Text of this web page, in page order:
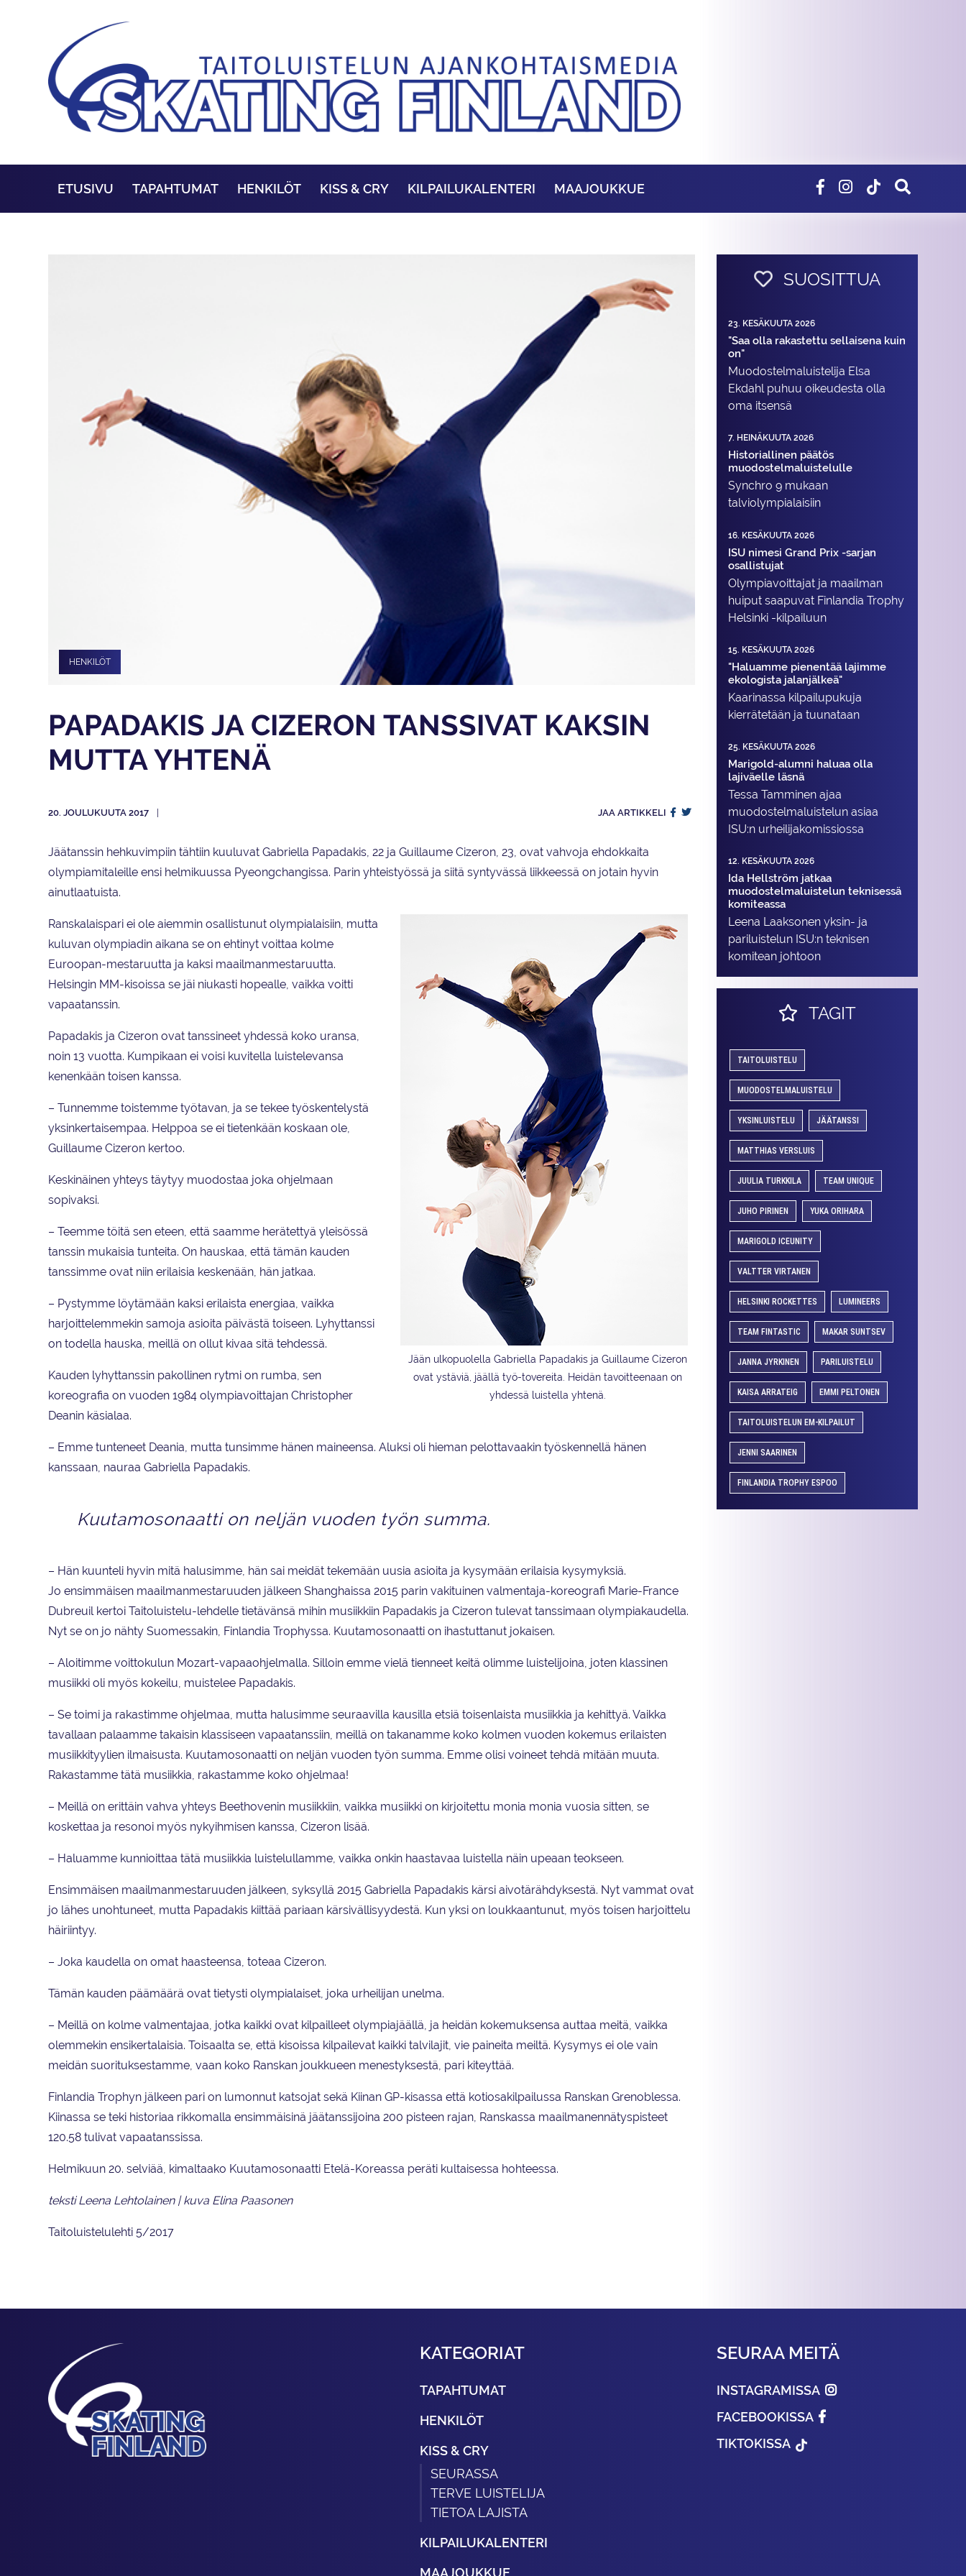
ETUSIVU TAPAHTUMAT HENKILÖT KISS & CRY KILPAILUKALENTERI MAAJOUKKUE
HENKILÖT
PAPADAKIS JA CIZERON TANSSIVAT KAKSIN
MUTTA YHTENÄ
20. JOULUKUUTA 2017 JAA ARTIKKELI
Jäätanssin hehkuvimpiin tähtiin kuuluvat Gabriella Papadakis, 22 ja Guillaume Cizeron, 23, ovat vahvoja ehdokkaita
olympiamitaleille ensi helmikuussa Pyeongchangissa. Parin yhteistyössä ja siitä syntyvässä liikkeessä on jotain hyvin
ainutlaatuista.
Jään ulkopuolella Gabriella Papadakis ja Guillaume Cizeron
ovat ystäviä, jäällä työ-tovereita. Heidän tavoitteenaan on
yhdessä luistella yhtenä.
Ranskalaispari ei ole aiemmin osallistunut olympialaisiin, mutta
kuluvan olympiadin aikana se on ehtinyt voittaa kolme
Euroopan-mestaruutta ja kaksi maailmanmestaruutta.
Helsingin MM-kisoissa se jäi niukasti hopealle, vaikka voitti
vapaatanssin.
Papadakis ja Cizeron ovat tanssineet yhdessä koko uransa,
noin 13 vuotta. Kumpikaan ei voisi kuvitella luistelevansa
kenenkään toisen kanssa.
– Tunnemme toistemme työtavan, ja se tekee työskentelystä
yksinkertaisempaa. Helppoa se ei tietenkään koskaan ole,
Guillaume Cizeron kertoo.
Keskinäinen yhteys täytyy muodostaa joka ohjelmaan
sopivaksi.
– Teemme töitä sen eteen, että saamme herätettyä yleisössä
tanssin mukaisia tunteita. On hauskaa, että tämän kauden
tanssimme ovat niin erilaisia keskenään, hän jatkaa.
– Pystymme löytämään kaksi erilaista energiaa, vaikka
harjoittelemmekin samoja asioita päivästä toiseen. Lyhyttanssi
on todella hauska, meillä on ollut kivaa sitä tehdessä.
Kauden lyhyttanssin pakollinen rytmi on rumba, sen
koreografia on vuoden 1984 olympiavoittajan Christopher
Deanin käsialaa.
– Emme tunteneet Deania, mutta tunsimme hänen maineensa. Aluksi oli hieman pelottavaakin työskennellä hänen
kanssaan, nauraa Gabriella Papadakis.
Kuutamosonaatti on neljän vuoden työn summa.
– Hän kuunteli hyvin mitä halusimme, hän sai meidät tekemään uusia asioita ja kysymään erilaisia kysymyksiä.
Jo ensimmäisen maailmanmestaruuden jälkeen Shanghaissa 2015 parin vakituinen valmentaja-koreografi Marie-France
Dubreuil kertoi Taitoluistelu-lehdelle tietävänsä mihin musiikkiin Papadakis ja Cizeron tulevat tanssimaan olympiakaudella.
Nyt se on jo nähty Suomessakin, Finlandia Trophyssa. Kuutamosonaatti on ihastuttanut jokaisen.
– Aloitimme voittokulun Mozart-vapaaohjelmalla. Silloin emme vielä tienneet keitä olimme luistelijoina, joten klassinen
musiikki oli myös kokeilu, muistelee Papadakis.
– Se toimi ja rakastimme ohjelmaa, mutta halusimme seuraavilla kausilla etsiä toisenlaista musiikkia ja kehittyä. Vaikka
tavallaan palaamme takaisin klassiseen vapaatanssiin, meillä on takanamme koko kolmen vuoden kokemus erilaisten
musiikkityylien ilmaisusta. Kuutamosonaatti on neljän vuoden työn summa. Emme olisi voineet tehdä mitään muuta.
Rakastamme tätä musiikkia, rakastamme koko ohjelmaa!
– Meillä on erittäin vahva yhteys Beethovenin musiikkiin, vaikka musiikki on kirjoitettu monia monia vuosia sitten, se
koskettaa ja resonoi myös nykyihmisen kanssa, Cizeron lisää.
– Haluamme kunnioittaa tätä musiikkia luistelullamme, vaikka onkin haastavaa luistella näin upeaan teokseen.
Ensimmäisen maailmanmestaruuden jälkeen, syksyllä 2015 Gabriella Papadakis kärsi aivotärähdyksestä. Nyt vammat ovat
jo lähes unohtuneet, mutta Papadakis kiittää pariaan kärsivällisyydestä. Kun yksi on loukkaantunut, myös toisen harjoittelu
häiriintyy.
– Joka kaudella on omat haasteensa, toteaa Cizeron.
Tämän kauden päämäärä ovat tietysti olympialaiset, joka urheilijan unelma.
– Meillä on kolme valmentajaa, jotka kaikki ovat kilpailleet olympiajäällä, ja heidän kokemuksensa auttaa meitä, vaikka
olemmekin ensikertalaisia. Toisaalta se, että kisoissa kilpailevat kaikki talvilajit, vie paineita meiltä. Kysymys ei ole vain
meidän suorituksestamme, vaan koko Ranskan joukkueen menestyksestä, pari kiteyttää.
Finlandia Trophyn jälkeen pari on lumonnut katsojat sekä Kiinan GP-kisassa että kotiosakilpailussa Ranskan Grenoblessa.
Kiinassa se teki historiaa rikkomalla ensimmäisinä jäätanssijoina 200 pisteen rajan, Ranskassa maailmanennätyspisteet
120.58 tulivat vapaatanssissa.
Helmikuun 20. selviää, kimaltaako Kuutamosonaatti Etelä-Koreassa peräti kultaisessa hohteessa.
teksti Leena Lehtolainen | kuva Elina Paasonen
Taitoluistelulehti 5/2017
SUOSITTUA
23. KESÄKUUTA 2026
"Saa olla rakastettu sellaisena kuin
on"
Muodostelma­luistelija Elsa
Ekdahl puhuu oikeudesta olla
oma itsensä
7. HEINÄKUUTA 2026
Historiallinen päätös
muodostelmaluistelulle
Synchro 9 mukaan
talviolympialaisiin
16. KESÄKUUTA 2026
ISU nimesi Grand Prix -sarjan
osallistujat
Olympiavoittajat ja maailman
huiput saapuvat Finlandia Trophy
Helsinki -kilpailuun
15. KESÄKUUTA 2026
"Haluamme pienentää lajimme
ekologista jalanjälkeä"
Kaarinassa kilpailupukuja
kierrätetään ja tuunataan
25. KESÄKUUTA 2026
Marigold-alumni haluaa olla
lajiväelle läsnä
Tessa Tamminen ajaa
muodostelma­luistelun asiaa
ISU:n urheilija­komissiossa
12. KESÄKUUTA 2026
Ida Hellström jatkaa
muodostelmaluistelun teknisessä
komiteassa
Leena Laaksonen yksin- ja
pariluistelun ISU:n teknisen
komitean johtoon
TAGIT
TAITOLUISTELU
MUODOSTELMALUISTELU
YKSINLUISTELU JÄÄTANSSI
MATTHIAS VERSLUIS
JUULIA TURKKILA TEAM UNIQUE
JUHO PIRINEN YUKA ORIHARA
MARIGOLD ICEUNITY
VALTTER VIRTANEN
HELSINKI ROCKETTES LUMINEERS
TEAM FINTASTIC MAKAR SUNTSEV
JANNA JYRKINEN PARILUISTELU
KAISA ARRATEIG EMMI PELTONEN
TAITOLUISTELUN EM-KILPAILUT
JENNI SAARINEN
FINLANDIA TROPHY ESPOO
KATEGORIAT
TAPAHTUMAT
HENKILÖT
KISS & CRY
SEURASSA
TERVE LUISTELIJA
TIETOA LAJISTA
KILPAILUKALENTERI
SEURAA MEITÄ
INSTAGRAMISSA
FACEBOOKISSA
TIKTOKISSA